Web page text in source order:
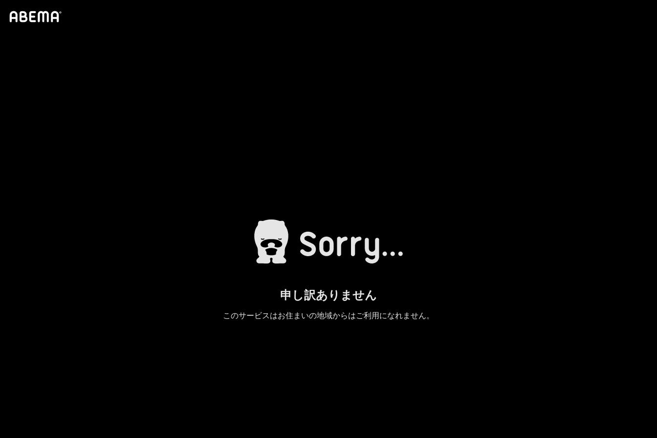
申し訳ありません
このサービスはお住まいの地域からはご利用になれません。